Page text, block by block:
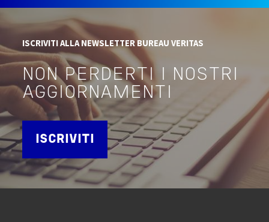
ISCRIVITI ALLA NEWSLETTER BUREAU VERITAS
NON PERDERTI I NOSTRI
AGGIORNAMENTI
ISCRIVITI